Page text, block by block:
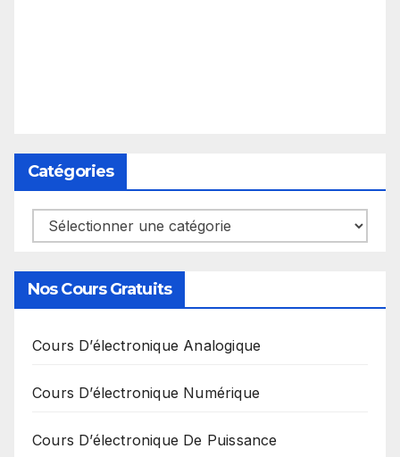
Catégories
Catégories
Nos Cours Gratuits
Cours D’électronique Analogique
Cours D’électronique Numérique
Cours D’électronique De Puissance